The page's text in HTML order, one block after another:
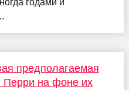
годами и
предполагаемая
Перри на фоне их